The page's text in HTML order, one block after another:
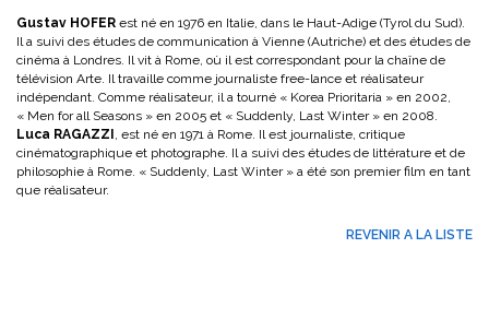
Gustav HOFER est né en 1976 en Italie, dans le Haut-Adige (Tyrol du Sud).
Il a suivi des études de communication à Vienne (Autriche) et des études de
cinéma à Londres. Il vit à Rome, où il est correspondant pour la chaîne de
télévision Arte. Il travaille comme journaliste free-lance et réalisateur
indépendant. Comme réalisateur, il a tourné « Korea Prioritaria » en 2002,
« Men for all Seasons » en 2005 et « Suddenly, Last Winter » en 2008.
Luca RAGAZZI , est né en 1971 à Rome. Il est journaliste, critique
cinématographique et photographe. Il a suivi des études de littérature et de
philosophie à Rome. « Suddenly, Last Winter » a été son premier film en tant
que réalisateur.
REVENIR A LA LISTE